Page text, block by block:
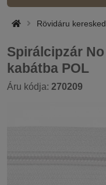
Rövidáru
Spirálcipzár
kabátba POL
Áru kódja: 270209